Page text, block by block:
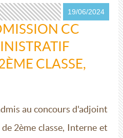
19/06/2024
CC
CLASSE,
au concours d'adjoint
2ème classe, Interne et